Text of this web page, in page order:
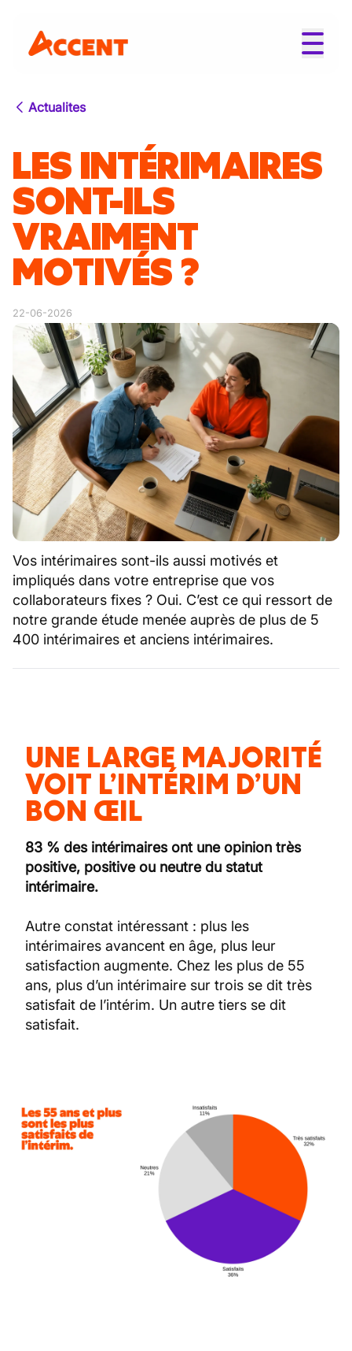
Actualites
LES INTÉRIMAIRES
SONT-ILS
VRAIMENT
MOTIVÉS ?
22-06-2026
Vos intérimaires sont-ils aussi motivés et
impliqués dans votre entreprise que vos
collaborateurs fixes ? Oui. C’est ce qui ressort de
notre grande étude menée auprès de plus de 5
400 intérimaires et anciens intérimaires.
UNE LARGE MAJORITÉ
VOIT L’INTÉRIM D’UN
BON ŒIL
83 % des intérimaires ont une opinion très
positive, positive ou neutre du statut
intérimaire.
Autre constat intéressant : plus les
intérimaires avancent en âge, plus leur
satisfaction augmente. Chez les plus de 55
ans, plus d’un intérimaire sur trois se dit très
satisfait de l’intérim. Un autre tiers se dit
satisfait.